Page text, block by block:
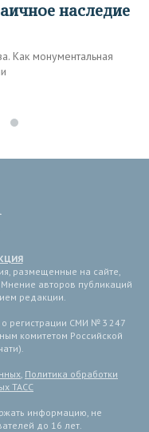
Как монументальная
размещенные на сайте,
авторов публикаций
редакции.
регистрации СМИ № 3 247
комитетом Российской
, Политика обработки
ТАСС
информацию, не
до 16 лет.